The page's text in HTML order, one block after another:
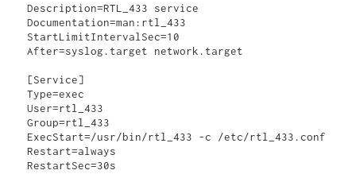
Description=RTL_433 service
Documentation=man:rtl_433
StartLimitIntervalSec=10
After=syslog.target network.target
[Service]
Type=exec
User=rtl_433
Group=rtl_433
ExecStart=/usr/bin/rtl_433 -c /etc/rtl_433.conf
Restart=always
RestartSec=30s